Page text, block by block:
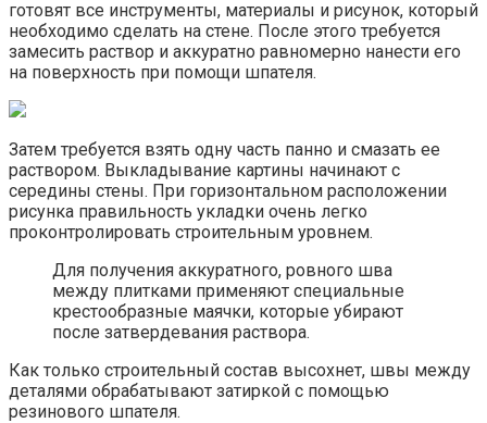
готовят все инструменты, материалы и рисунок, который
необходимо сделать на стене. После этого требуется
замесить раствор и аккуратно равномерно нанести его
на поверхность при помощи шпателя.
Затем требуется взять одну часть панно и смазать ее
раствором. Выкладывание картины начинают с
середины стены. При горизонтальном расположении
рисунка правильность укладки очень легко
проконтролировать строительным уровнем.
Для получения аккуратного, ровного шва
между плитками применяют специальные
крестообразные маячки, которые убирают
после затвердевания раствора.
Как только строительный состав высохнет, швы между
деталями обрабатывают затиркой с помощью
резинового шпателя.